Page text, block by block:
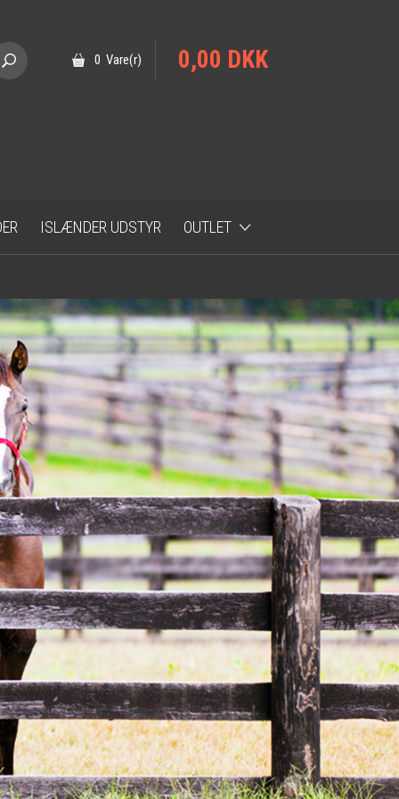
0 Vare(r) 0,00 DKK
ISLÆNDER UDSTYR OUTLET
Tilbud 100 kr
Tilbud 150 kr
Tilbud 200 kr
Tilbud 250 kr
Tilbud 300 kr
Tilbud 350 kr
Tilbud 400 kr
Tilbud 450 kr
Tilbud 500 kr
Tilbud over 500 kr